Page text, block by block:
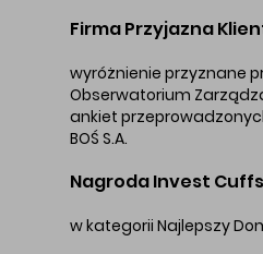
Firma Przyjazna
wyróżnienie przyznane
Obserwatorium
ankiet
BOŚ S.A.
Nagroda Invest Cuffs
w kategorii Najlepszy